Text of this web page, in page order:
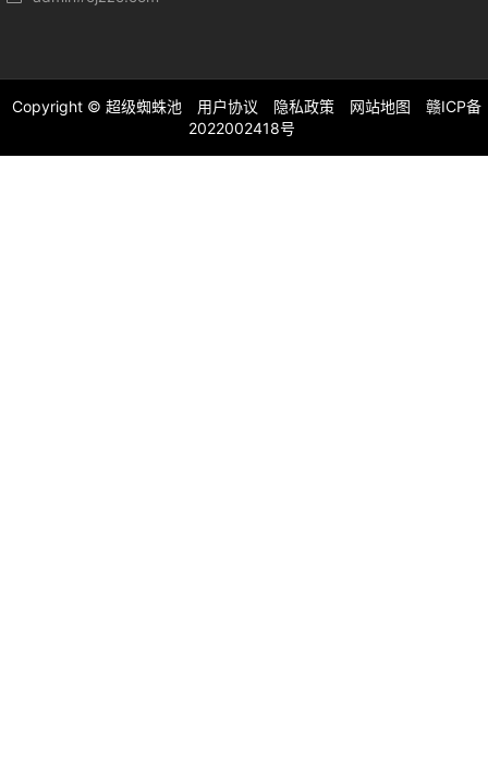
Copyright © 超级蜘蛛池 用户协议 隐私政策 网站地图
赣ICP备
2022002418号